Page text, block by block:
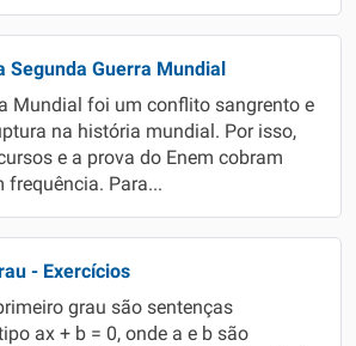
Segunda Guerra Mundial
Mundial foi um conflito sangrento e
na história mundial. Por isso,
e a prova do Enem cobram
frequência. Para...
- Exercícios
grau são sentenças
ax + b = 0, onde a e b são